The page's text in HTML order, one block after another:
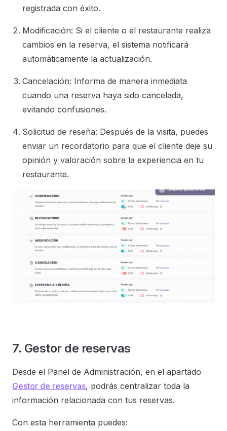
registrada con éxito.
Modificación: Si el cliente o el restaurante realiza
cambios en la reserva, el sistema notificará
automáticamente la actualización.
Cancelación: Informa de manera inmediata
cuando una reserva haya sido cancelada,
evitando confusiones.
Solicitud de reseña: Después de la visita, puedes
enviar un recordatorio para que el cliente deje su
opinión y valoración sobre la experiencia en tu
restaurante.
7. Gestor de reservas
Desde el Panel de Administración, en el apartado
Gestor de reservas, podrás centralizar toda la
información relacionada con tus reservas.
Con esta herramienta puedes: